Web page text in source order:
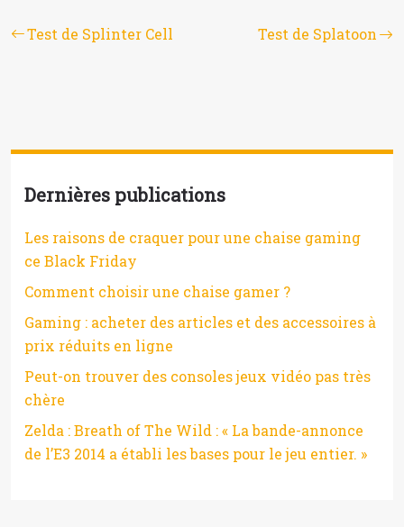
Test de Splinter Cell Test de Splatoon
Dernières publications
Les raisons de craquer pour une chaise gaming
ce Black Friday
Comment choisir une chaise gamer ?
Gaming : acheter des articles et des accessoires à
prix réduits en ligne
Peut-on trouver des consoles jeux vidéo pas très
chère
Zelda : Breath of The Wild : « La bande-annonce
de l’E3 2014 a établi les bases pour le jeu entier. »